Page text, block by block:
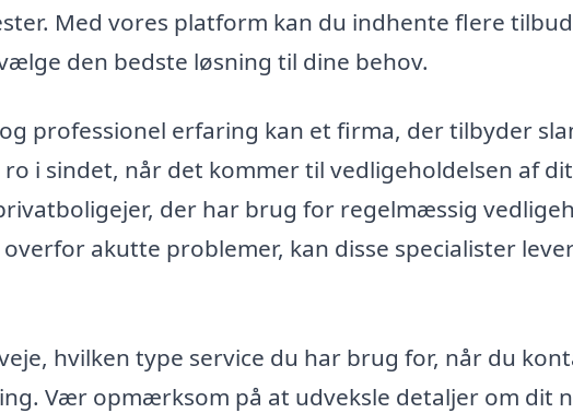
Med vores platform kan du indhente flere
den bedste løsning til dine behov.
professionel erfaring kan et firma, der tilbyder
i sindet, når det kommer til vedligeholdelsen af
der har brug for regelmæssig
akutte problemer, kan disse specialister
hvilken type service du har brug for, når du
Vær opmærksom på at udveksle detaljer om dit